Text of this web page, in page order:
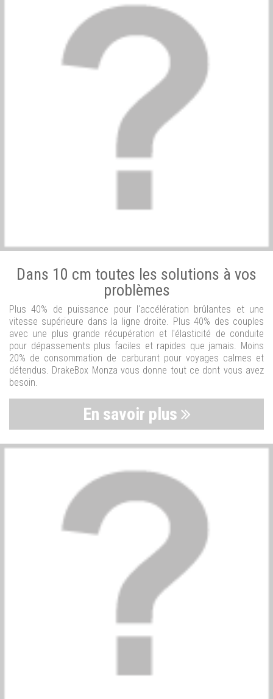
Dans 10 cm toutes les solutions à vos
problèmes
Plus 40% de puissance pour l'accélération brûlantes et une
vitesse supérieure dans la ligne droite. Plus 40% des couples
avec une plus grande récupération et l'élasticité de conduite
pour dépassements plus faciles et rapides que jamais. Moins
20% de consommation de carburant pour voyages calmes et
détendus. DrakeBox Monza vous donne tout ce dont vous avez
besoin.
En savoir plus